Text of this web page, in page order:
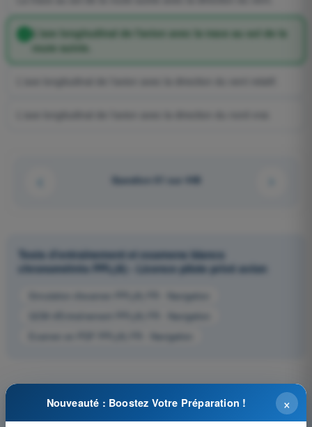
L'axe longitudinal de l'avion avec la trace au sol de la
route suivie.
Question 61 sur 448
Tests d'entraînement et examens blancs
chronométrés PPL(A) - Licence pilote privé avion
Simulation d'examen PPL(A) FR - Navigation
QCM d'Entraînement PPL(A) FR - Navigation
Examen en PDF PPL(A) FR - Navigation
×
Nouveauté : Boostez Votre Préparation !